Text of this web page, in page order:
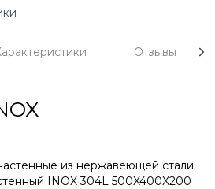
Отзывы
из нержавеющей стали.
INOX 304L 500X400X200